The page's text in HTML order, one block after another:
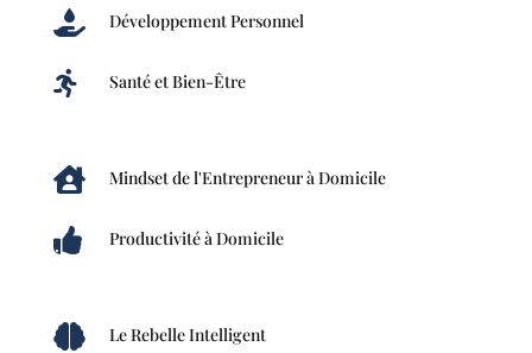
 Développement Personnel
 Santé et Bien-Être
 Mindset de l'Entrepreneur à Domicile
 Productivité à Domicile
 Le Rebelle Intelligent